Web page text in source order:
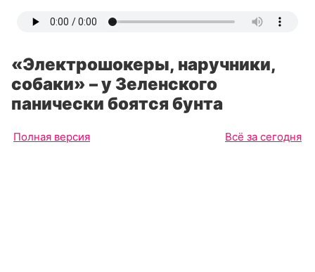
«Электрошокеры, наручники,
собаки» – у Зеленского
панически боятся бунта
Полная версия Всё за сегодня